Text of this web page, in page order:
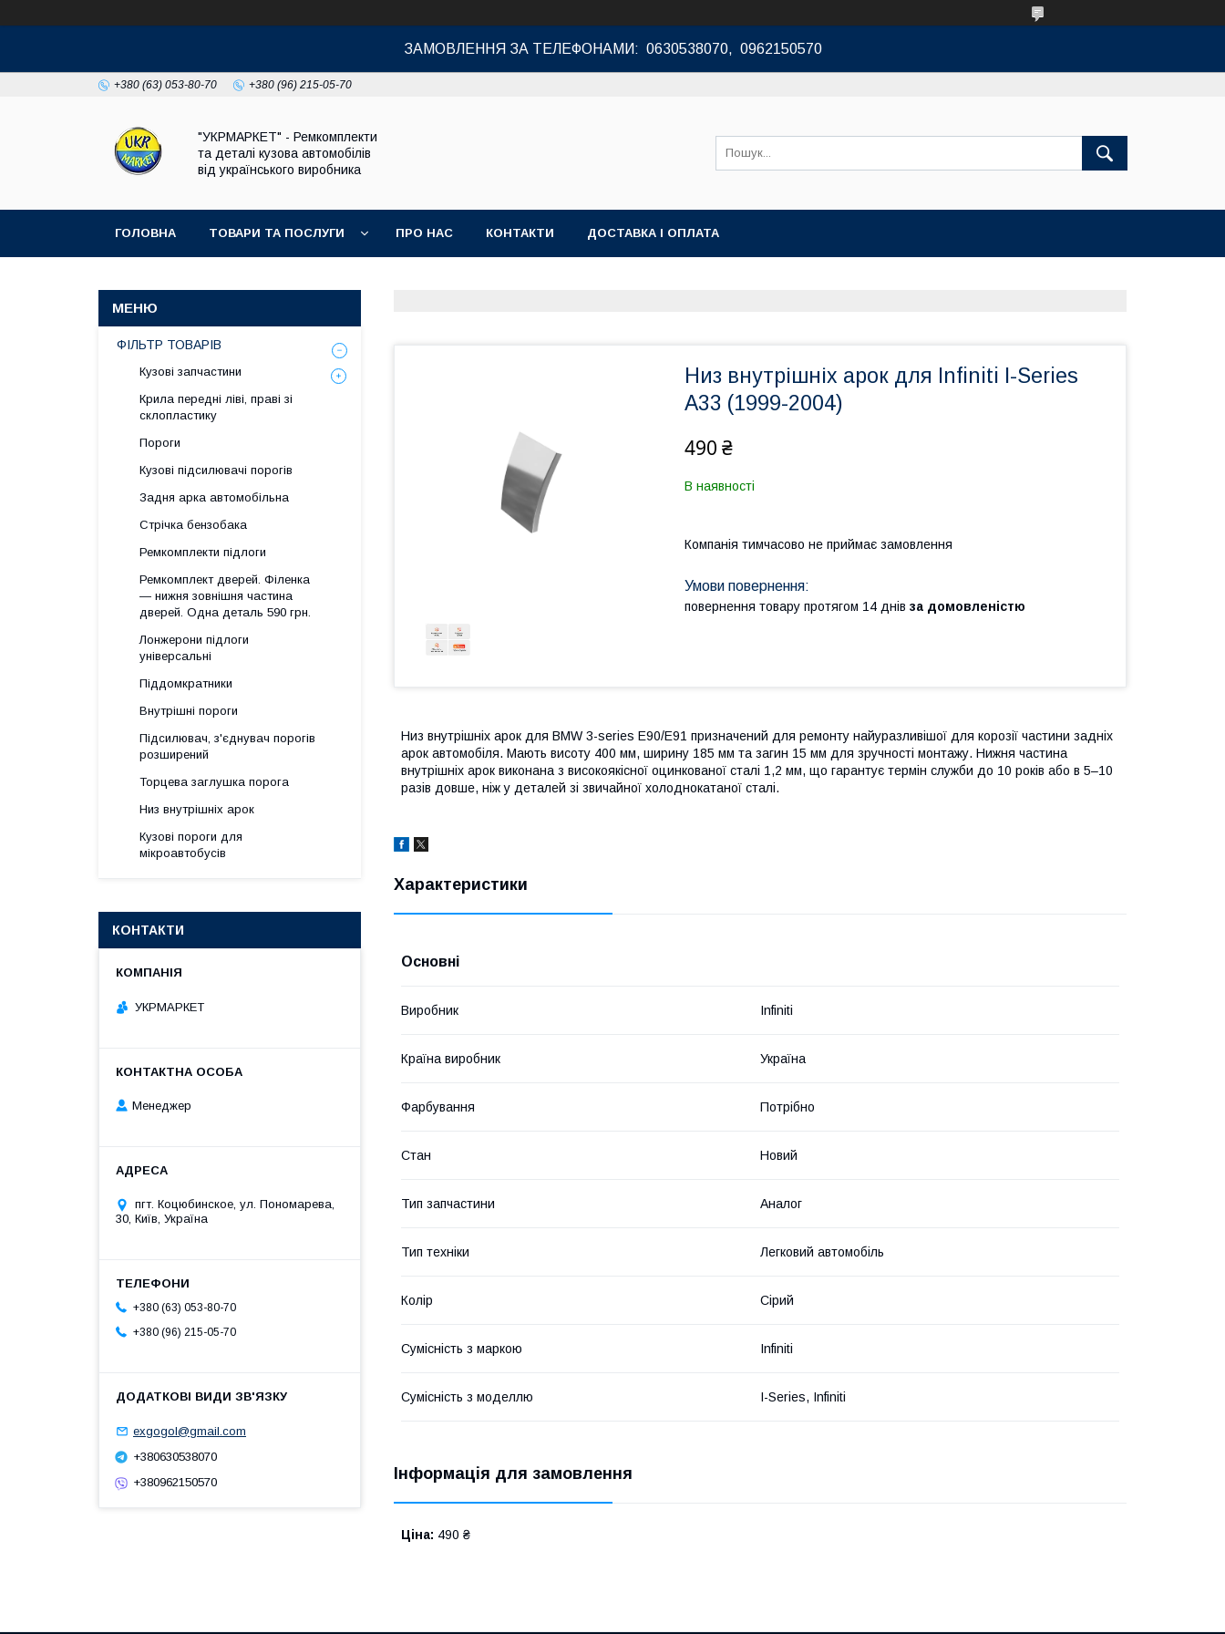
ЗАМОВЛЕННЯ ЗА ТЕЛЕФОНАМИ: 0630538070, 0962150570
+380 (63) 053-80-70 +380 (96) 215-05-70
"УКРМАРКЕТ" - Ремкомплекти
та деталі кузова автомобілів
від українського виробника
ГОЛОВНА ТОВАРИ ТА ПОСЛУГИ ПРО НАС КОНТАКТИ ДОСТАВКА І ОПЛАТА
Низ внутрішніх арок для Infiniti I-Series
A33 (1999-2004)
490 ₴
В наявності
Компанія тимчасово не приймає замовлення
повернення товару протягом 14 днів за домовленістю
Низ внутрішніх арок для BMW 3-series E90/E91 призначений для ремонту найуразливішої для корозії частини задніх
арок автомобіля. Мають висоту 400 мм, ширину 185 мм та загин 15 мм для зручності монтажу. Нижня частина
внутрішніх арок виконана з високоякісної оцинкованої сталі 1,2 мм, що гарантує термін служби до 10 років або в 5–10
разів довше, ніж у деталей зі звичайної холоднокатаної сталі.
Характеристики
Основні
Виробник Infiniti
Країна виробник Україна
Фарбування Потрібно
Стан Новий
Тип запчастини Аналог
Тип техніки Легковий автомобіль
Колір Сірий
Сумісність з маркою Infiniti
Сумісність з моделлю I-Series, Infiniti
Інформація для замовлення
Ціна: 490 ₴
ФІЛЬТР ТОВАРІВ
Кузові запчастини
Крила передні ліві, праві зі
склопластику
Пороги
Кузові підсилювачі порогів
Задня арка автомобільна
Стрічка бензобака
Ремкомплекти підлоги
Ремкомплект дверей. Філенка
— нижня зовнішня частина
дверей. Одна деталь 590 грн.
Лонжерони підлоги
універсальні
Піддомкратники
Внутрішні пороги
Підсилювач, з'єднувач порогів
розширений
Торцева заглушка порога
Низ внутрішніх арок
Кузові пороги для
мікроавтобусів
КОНТАКТИ
УКРМАРКЕТ
Менеджер
пгт. Коцюбинское, ул. Пономарева,
30, Київ, Україна
+380 (63) 053-80-70
+380 (96) 215-05-70
exgogol@gmail.com
+380630538070
+380962150570